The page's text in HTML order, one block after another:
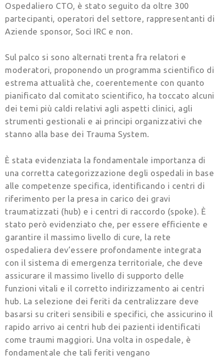
Ospedaliero CTO, è stato seguito da oltre 300
partecipanti, operatori del settore, rappresentanti di
Aziende sponsor, Soci IRC e non.
Sul palco si sono alternati trenta fra relatori e
moderatori, proponendo un programma scientifico di
estrema attualità che, coerentemente con quanto
pianificato dal comitato scientifico, ha toccato alcuni
dei temi più caldi relativi agli aspetti clinici, agli
strumenti gestionali e ai principi organizzativi che
stanno alla base dei Trauma System.
È stata evidenziata la fondamentale importanza di
una corretta categorizzazione degli ospedali in base
alle competenze specifica, identificando i centri di
riferimento per la presa in carico dei gravi
traumatizzati (hub) e i centri di raccordo (spoke). È
stato però evidenziato che, per essere efficiente e
garantire il massimo livello di cure, la rete
ospedaliera dev’essere profondamente integrata
con il sistema di emergenza territoriale, che deve
assicurare il massimo livello di supporto delle
funzioni vitali e il corretto indirizzamento ai centri
hub. La selezione dei feriti da centralizzare deve
basarsi su criteri sensibili e specifici, che assicurino il
rapido arrivo ai centri hub dei pazienti identificati
come traumi maggiori. Una volta in ospedale, è
fondamentale che tali feriti vengano